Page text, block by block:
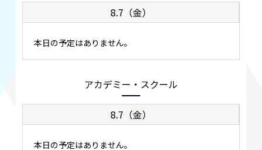
8.7（金）
本日の予定はありません。
アカデミー・スクール
8.7（金）
本日の予定はありません。